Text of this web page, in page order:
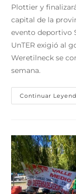
Plottier y
capital de la
evento deportivo
UnTER exigió al
Weretilneck se
semana.
Continuar